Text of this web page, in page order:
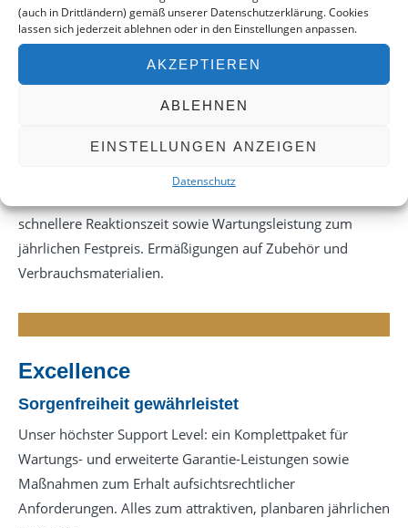
(auch in Drittländern) gemäß unserer Datenschutzerklärung. Cookies
lassen sich jederzeit ablehnen oder in den Einstellungen anpassen.
AKZEPTIEREN
ABLEHNEN
EINSTELLUNGEN ANZEIGEN
Datenschutz
Reduzierung ungeplanter Ausfallzeiten, Absicherung
kontinuierlicher, optimaler Geräteleistung.
Premium
schnellere Reaktionszeit sowie Wartungsleistung zum
jährlichen Festpreis. Ermäßigungen auf Zubehör und
Verbrauchsmaterialien.
Excellence
Sorgenfreiheit gewährleistet
Unser höchster Support Level: ein Komplettpaket für
Wartungs- und erweiterte Garantie-Leistungen sowie
Maßnahmen zum Erhalt aufsichtsrechtlicher
Anforderungen. Alles zum attraktiven, planbaren jährlichen